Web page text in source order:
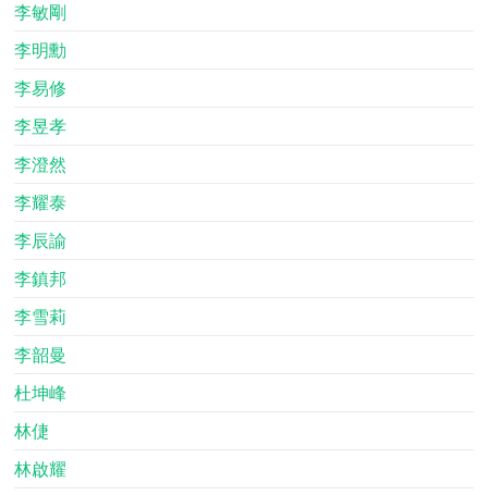
李敏剛
李明勳
李易修
李昱孝
李澄然
李耀泰
李辰諭
李鎮邦
李雪莉
李韶曼
杜坤峰
林倢
林啟耀